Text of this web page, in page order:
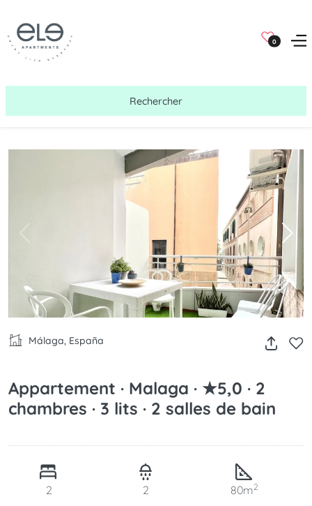
0
Rechercher
Málaga, España
Appartement · Malaga · ★5,0 · 2
chambres · 3 lits · 2 salles de bain
2 2 80m2